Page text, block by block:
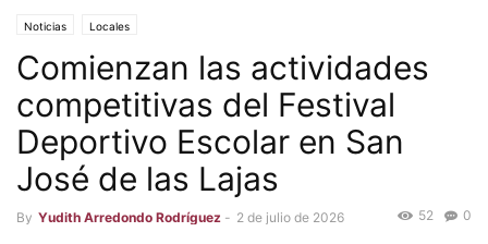
Noticias Locales
Comienzan las actividades
competitivas del Festival
Deportivo Escolar en San
José de las Lajas
By Yudith Arredondo Rodríguez - 2 de julio de 2026 0
52